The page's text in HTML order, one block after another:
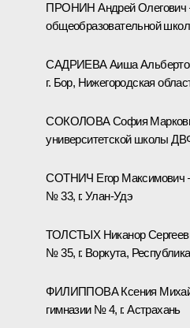
ПРОНИН Андрей Олегович –
общеобразовательной
САДРИЕВА Аиша
г. Бор, Нижегородская
СОКОЛОВА София
университетской школы
СОТНИЧ Егор Максимович –
№ 33, г. Улан-Удэ
ТОЛСТЫХ Никанор
№ 35, г. Воркута,
ФИЛИППОВА Ксения
гимназии № 4, г. Астрахань